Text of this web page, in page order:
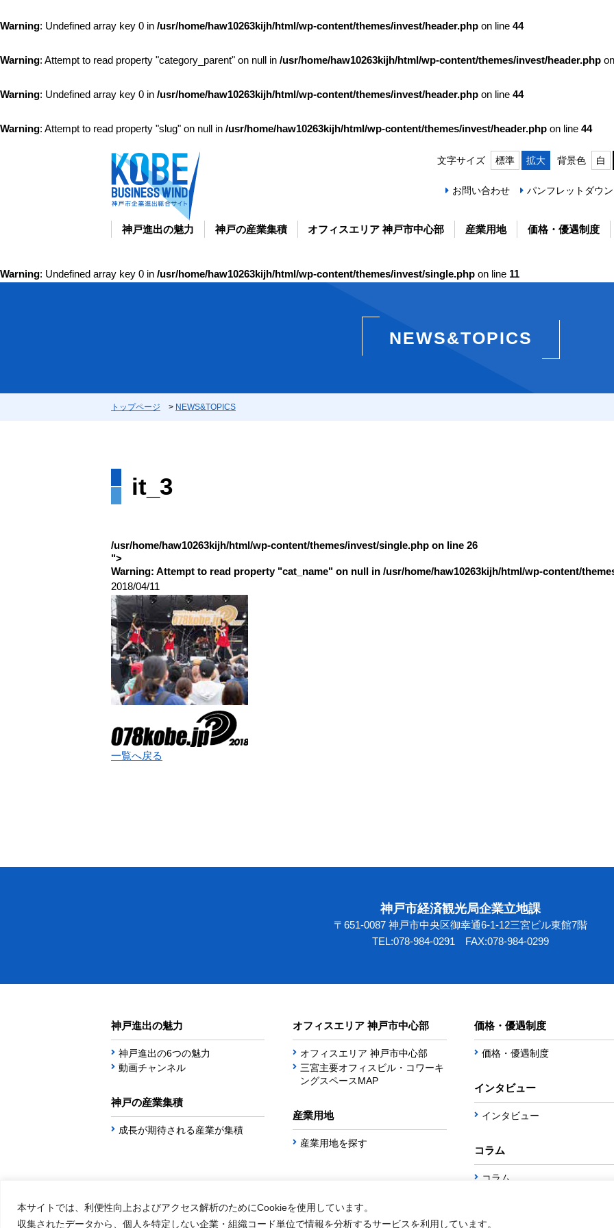
本サイトでは、利便性向上およびアクセス解析のためにCookieを使用しています。
収集されたデータから、個人を特定しない企業・組織コード単位で情報を分析するサービスを利用しています。
Warning: Undefined array key 0 in /usr/home/haw10263kijh/html/wp-content/themes/invest/header.php on line 44
Warning: Attempt to read property "category_parent" on null in /usr/home/haw10263kijh/html/wp-content/themes/invest/header.php
Warning: Undefined array key 0 in /usr/home/haw10263kijh/html/wp-content/themes/invest/header.php on line 44
Warning: Attempt to read property "slug" on null in /usr/home/haw10263kijh/html/wp-content/themes/invest/header.php on line 44
文字サイズ 標準 拡大 背景色 白
お問い合わせ パンフレットダウ
神戸進出の魅力 神戸の産業集積 オフィスエリア 神戸市中心部 産業用地 価格・優遇制度
Warning: Undefined array key 0 in /usr/home/haw10263kijh/html/wp-content/themes/invest/single.php on line 11
NEWS&TOPICS
トップページ > NEWS&TOPICS
it_3
/usr/home/haw10263kijh/html/wp-content/themes/invest/single.php on line 26
">
Warning: Attempt to read property "cat_name" on null in /usr/home/haw10263kijh/html/wp-content/
2018/04/11
一覧へ戻る
神戸市経済観光局企業立地課
〒651-0087 神戸市中央区御幸通6-1-12三宮ビル東館7階
TEL:078-984-0291 FAX:078-984-0299
神戸進出の魅力
神戸進出の6つの魅力
動画チャンネル
神戸の産業集積
成長が期待される産業が集積
オフィスエリア 神戸市中心部
オフィスエリア 神戸市中心部
三宮主要オフィスビル・コワーキ
ングスペースMAP
産業用地
産業用地を探す
価格・優遇制度
価格・優遇制度
インタビュー
インタビュー
コラム
コラム